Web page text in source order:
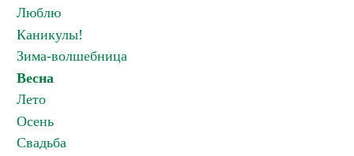
Люблю
Каникулы!
Зима-волшебница
Весна
Лето
Осень
Свадьба